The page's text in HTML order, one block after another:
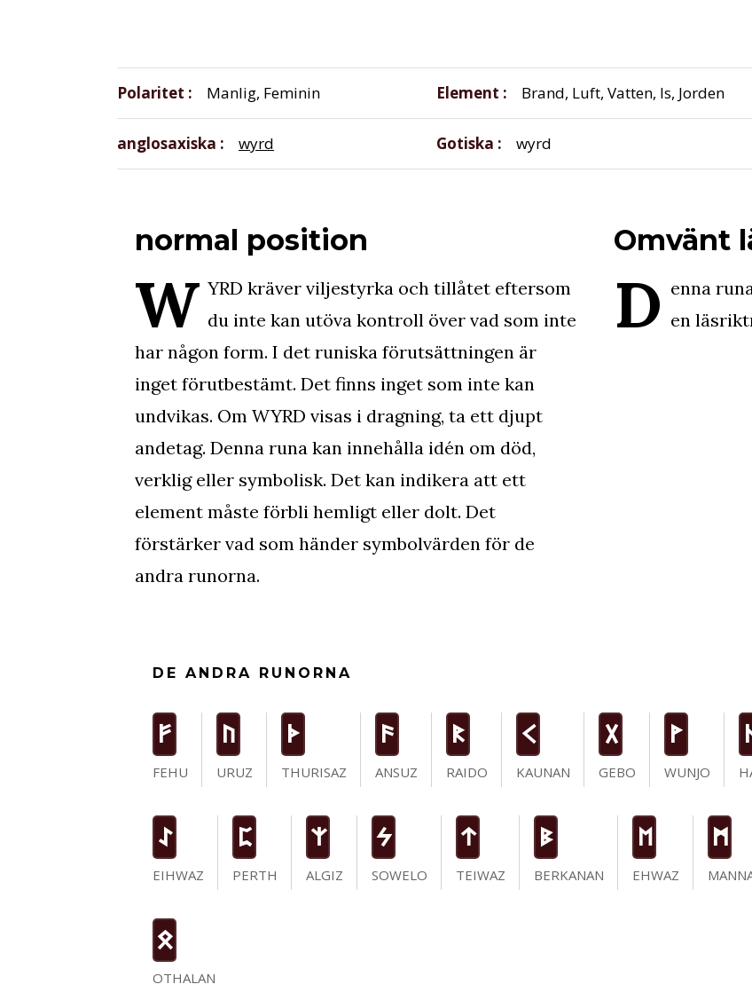
Polaritet Manlig, Feminin Element Brand, Luft, Vatten, Is, Jorden
anglosaxiska wyrd Gotiska wyrd
normal position
W YRD kräver viljestyrka och tillåtet eftersom
du inte kan utöva kontroll över vad som inte
har någon form. I det runiska förutsättningen är
inget förutbestämt. Det finns inget som inte kan
undvikas. Om WYRD visas i dragning, ta ett djupt
andetag. Denna runa kan innehålla idén om död,
verklig eller symbolisk. Det kan indikera att ett
element måste förbli hemligt eller dolt. Det
förstärker vad som händer symbolvärden för de
andra runorna.
Omvänt
D enna
en
DE ANDRA RUNORNA
F
FEHU
U
URUZ
T
THURISAZ
a
ANSUZ
R
RAIDO
K
KAUNAN
G
GEBO
W
WUNJO
I
EIHWAZ
P
PERTH
Z
ALGIZ
S
SOWELO
t
TEIWAZ
B
BERKANAN
E
EHWAZ
M
O
OTHALAN